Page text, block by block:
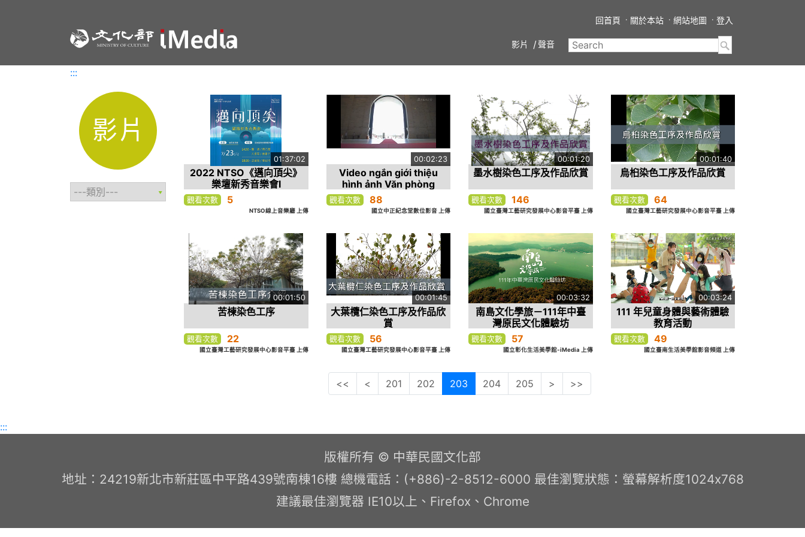
:::
回首頁 關於本站 網站地圖 登入
影片 聲音
:::
影片
01:37:02
2022 NTSO《邁向頂尖》
樂壇新秀音樂會I
觀看次數 5
NTSO線上音樂廳 上傳
00:02:23
Video ngắn giới thiệu
hình ảnh Văn phòng
quản lý Nhà tưởng niệm
quốc gia Tưởng Giới
象短片-越語)
觀看次數 88
國立中正紀念堂數位影音 上傳
00:01:20
墨水樹染色工序及作品欣賞
觀看次數 146
國立臺灣工藝研究發展中心影音平臺 上傳
00:01:40
烏桕染色工序及作品欣賞
觀看次數 64
國立臺灣工藝研究發展中心影音平臺 上傳
00:01:50
苦楝染色工序
觀看次數 22
國立臺灣工藝研究發展中心影音平臺 上傳
00:01:45
大葉欖仁染色工序及作品欣
賞
觀看次數 56
國立臺灣工藝研究發展中心影音平臺 上傳
00:03:32
南島文化學旅－111年中臺
灣原民文化體驗坊
觀看次數 57
國立彰化生活美學館-iMedia 上傳
00:03:24
111 年兒童身體與藝術體驗
教育活動
觀看次數 49
國立臺南生活美學館影音頻道 上傳
<< < 201 202 203 204 205 > >>
:::
版權所有 © 中華民國文化部
地址：24219新北市新莊區中平路439號南棟16樓 總機電話：(+886)-2-8512-6000 最佳瀏覽狀態：螢幕解析度1024x768
建議最佳瀏覽器 IE10以上、Firefox、Chrome